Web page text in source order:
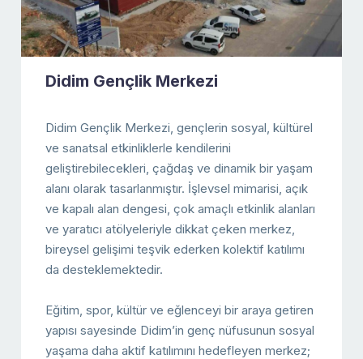
Didim Gençlik Merkezi
Didim Gençlik Merkezi, gençlerin sosyal, kültürel
ve sanatsal etkinliklerle kendilerini
geliştirebilecekleri, çağdaş ve dinamik bir yaşam
alanı olarak tasarlanmıştır. İşlevsel mimarisi, açık
ve kapalı alan dengesi, çok amaçlı etkinlik alanları
ve yaratıcı atölyeleriyle dikkat çeken merkez,
bireysel gelişimi teşvik ederken kolektif katılımı
da desteklemektedir.
Eğitim, spor, kültür ve eğlenceyi bir araya getiren
yapısı sayesinde Didim’in genç nüfusunun sosyal
yaşama daha aktif katılımını hedefleyen merkez;